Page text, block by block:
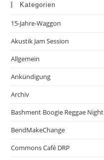
Kategorien
15-Jahre-Waggon
Akustik Jam Session
Allgemein
Ankündigung
Archiv
Bashment Boogie Reggae Night
BendMakeChange
Commons Café DRP